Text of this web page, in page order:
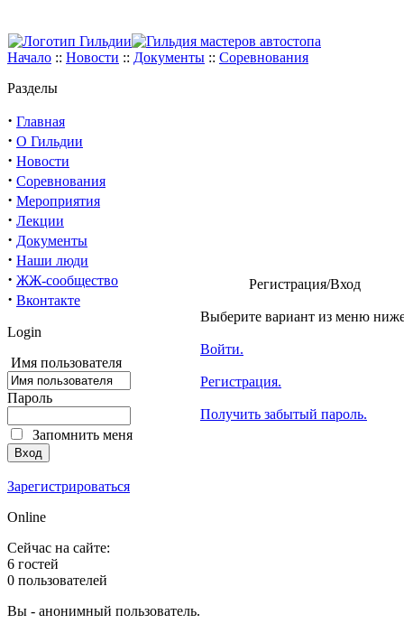
Начало :: Новости :: Документы :: Соревнования
Разделы
· Главная
· О Гильдии
· Новости
· Соревнования
· Мероприятия
· Лекции
· Документы
· Наши люди
· ЖЖ-сообщество
· Вконтакте
Login
Имя пользователя
Пароль
Запомнить меня
Зарегистрироваться
Online
Сейчас на сайте:
6 гостей
0 пользователей
Вы - анонимный пользователь.
Регистрация/Вход
Выберите вариант из меню
Войти.
Регистрация.
Получить забытый пароль.